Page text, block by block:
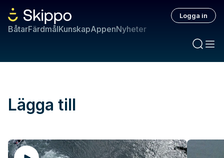
BåtarFärdmålKunskapAppenNyheter
Logga in
Lägga till